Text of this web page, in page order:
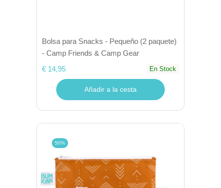
Bolsa para Snacks - Pequeño (2 paquete)
- Camp Friends & Camp Gear
€ 14,95
En Stock
Añadir a la cesta
50%